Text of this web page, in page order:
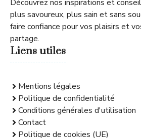
Découvrez nos inspirations et
plus savoureux, plus sain et sans
faire confiance pour vos plaisirs et
partage.
Liens utiles
Mentions légales
Politique de confidentialité
Conditions générales d'utilisation
Contact
Politique de cookies (UE)